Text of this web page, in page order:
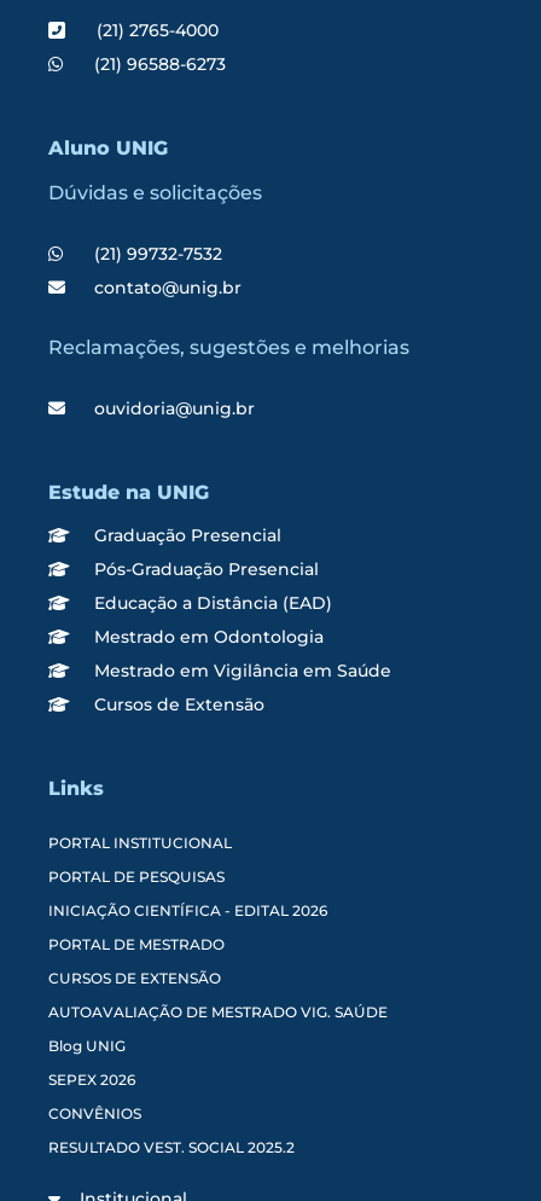
(21) 2765-4000
(21) 96588-6273
Aluno UNIG
Dúvidas e solicitações
(21) 99732-7532
contato@unig.br
Reclamações, sugestões e melhorias
ouvidoria@unig.br
Estude na UNIG
Graduação Presencial
Pós-Graduação Presencial
Educação a Distância (EAD)
Mestrado em Odontologia
Mestrado em Vigilância em Saúde
Cursos de Extensão
Links
PORTAL INSTITUCIONAL
PORTAL DE PESQUISAS
INICIAÇÃO CIENTÍFICA - EDITAL 2026
PORTAL DE MESTRADO
CURSOS DE EXTENSÃO
AUTOAVALIAÇÃO DE MESTRADO VIG. SAÚDE
Blog UNIG
SEPEX 2026
CONVÊNIOS
RESULTADO VEST. SOCIAL 2025.2